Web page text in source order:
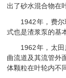
出了砂水混合物在
1942年，费
式也是渣浆泵的基
1962年，太
曲流道及其流管外
体颗粒在叶轮内不